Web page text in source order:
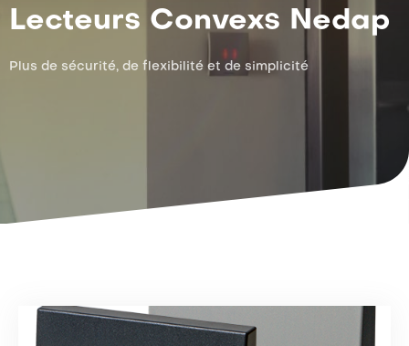
Lecteurs Convexs Nedap
Plus de sécurité, de flexibilité et de simplicité